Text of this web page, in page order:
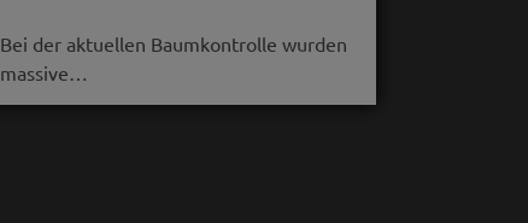
Bei der aktuellen Baumkontrolle wurden
massive…